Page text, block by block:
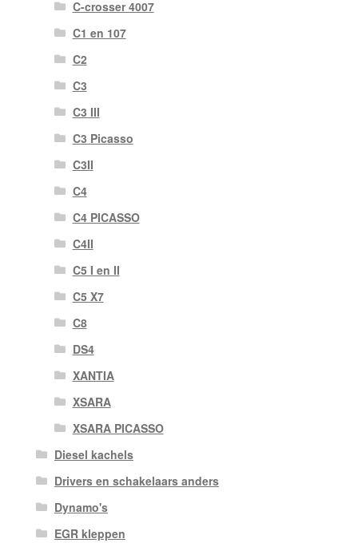
C-crosser 4007
C1 en 107
C2
C3
C3 III
C3 Picasso
C3II
C4
C4 PICASSO
C4II
C5 I en II
C5 X7
C8
DS4
XANTIA
XSARA
XSARA PICASSO
Diesel kachels
Drivers en schakelaars anders
Dynamo's
EGR kleppen